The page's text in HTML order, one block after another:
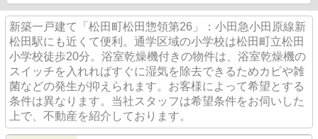
新築一戸建て「松田町松田惣領第26」：小田急小田原線新
松田駅にも近くて便利。通学区域の小学校は松田町立松田
小学校徒歩20分。浴室乾燥機付きの物件は、浴室乾燥機の
スイッチを入れればすぐに湿気を除去できるためカビや雑
菌などの発生が抑えられます。お客様によって希望とする
条件は異なります。当社スタッフは希望条件をお伺いした
上で、不動産を紹介しております。